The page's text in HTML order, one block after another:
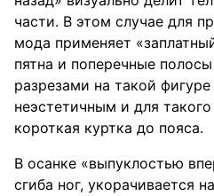
части. В этом случае для
мода применяет
пятна и поперечные
разрезами на такой фигуре
неэстетичным и для
короткая куртка до пояса.
В осанке «выпуклостью
сгиба ног, укорачивается